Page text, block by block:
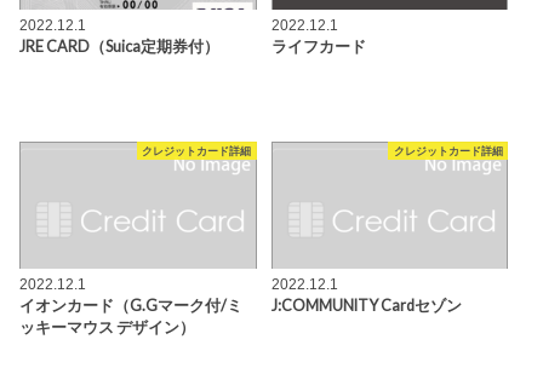
2022.12.1
JRE CARD（Suica定期券付）
2022.12.1
ライフカード
クレジットカード詳細
2022.12.1
イオンカード（G.Gマーク付/ミ
ッキーマウス デザイン）
クレジットカード詳細
2022.12.1
J:COMMUNITY Cardセゾン